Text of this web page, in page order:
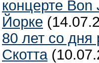
концерте
Йорке
80 лет со
Скотта